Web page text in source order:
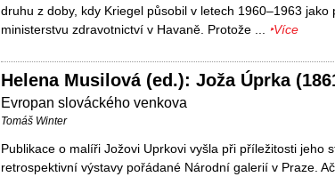
druhu z doby, kdy Kriegel působil v letech 1960–1963 jako
ministerstvu zdravotnictví v Havaně. Protože ...
‣Více
Helena Musilová (ed.): Joža Úprka
Evropan slováckého venkova
Tomáš Winter
Publikace o malíři Jožovi Uprkovi vyšla při příležitosti jeho
retrospektivní výstavy pořádané Národní galerií v Praze.